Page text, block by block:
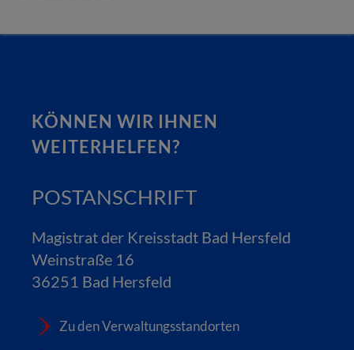
KÖNNEN WIR IHNEN
WEITERHELFEN?
POSTANSCHRIFT
Magistrat der Kreisstadt Bad Hersfeld
Weinstraße 16
36251 Bad Hersfeld
Zu den Verwaltungsstandorten